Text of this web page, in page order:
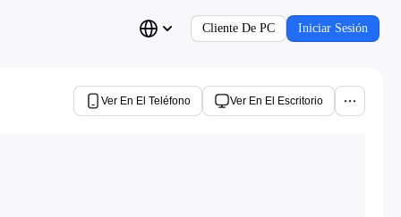
Cliente De PC Iniciar Sesión
Ver En El Teléfono Ver En El Escritorio